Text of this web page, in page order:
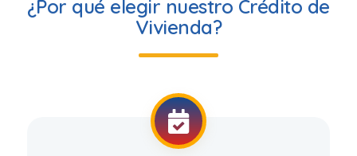
¿Por qué elegir nuestro Crédito de
Vivienda?